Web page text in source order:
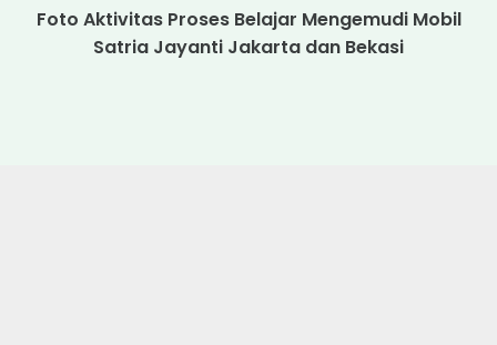
Foto Aktivitas Proses Belajar Mengemudi Mobil
Satria Jayanti Jakarta dan Bekasi